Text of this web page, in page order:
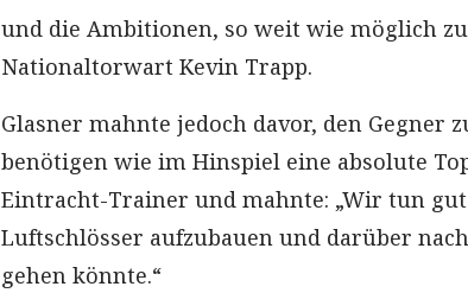
und die Ambitionen, so weit wie möglich
Nationaltorwart Kevin Trapp.
Glasner mahnte jedoch davor, den Gegner
benötigen wie im Hinspiel eine absolute
Eintracht-Trainer und mahnte: „Wir tun
Luftschlösser aufzubauen und darüber
gehen könnte.“